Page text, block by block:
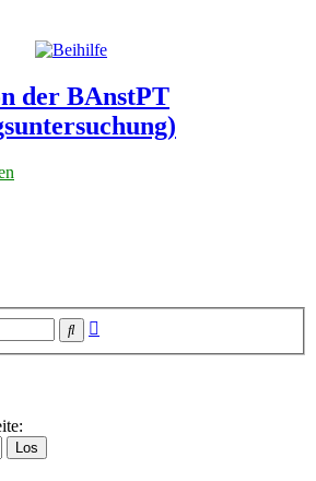
der BAnstPT
Suche